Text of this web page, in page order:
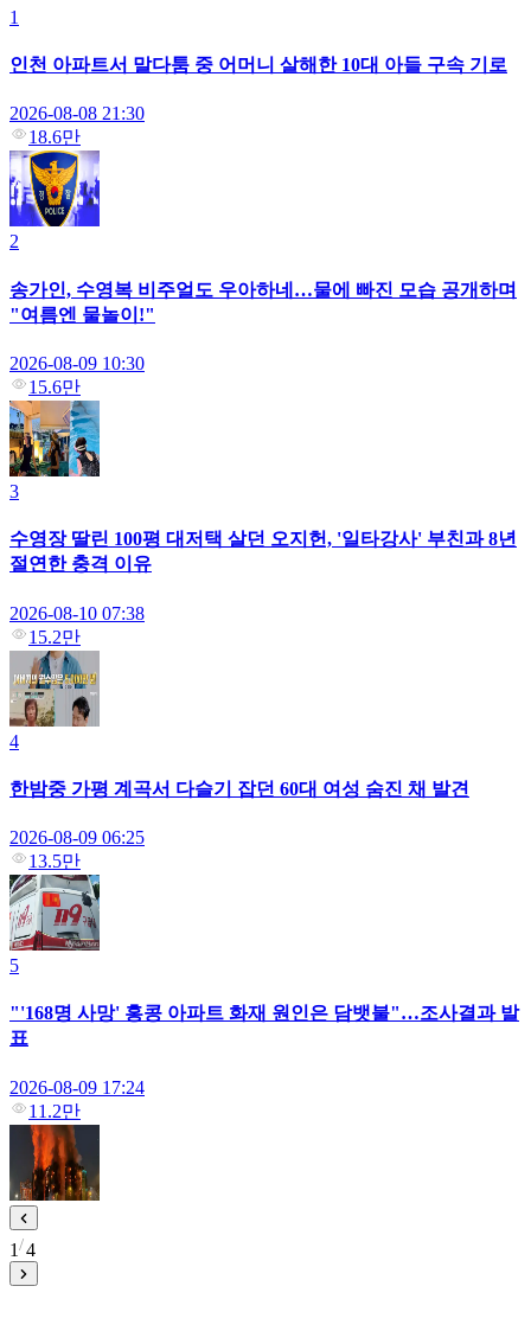
1
인천 아파트서 말다툼 중 어머니 살해한 10대 아들 구속 기로
2026-08-08 21:30
18.6만
2
송가인, 수영복 비주얼도 우아하네…물에 빠진 모습 공개하며
"여름엔 물놀이!"
2026-08-09 10:30
15.6만
3
수영장 딸린 100평 대저택 살던 오지헌, '일타강사' 부친과 8년
절연한 충격 이유
2026-08-10 07:38
15.2만
4
한밤중 가평 계곡서 다슬기 잡던 60대 여성 숨진 채 발견
2026-08-09 06:25
13.5만
5
"'168명 사망' 홍콩 아파트 화재 원인은 담뱃불"…조사결과 발
표
2026-08-09 17:24
11.2만
1 4